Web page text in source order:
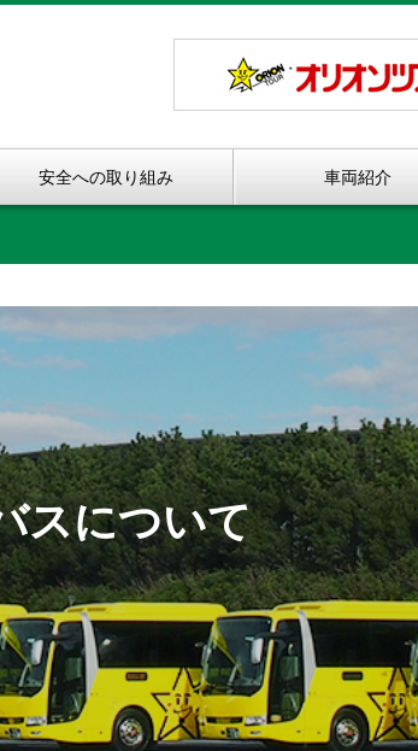
安全への取り組み 車両紹介
スについて